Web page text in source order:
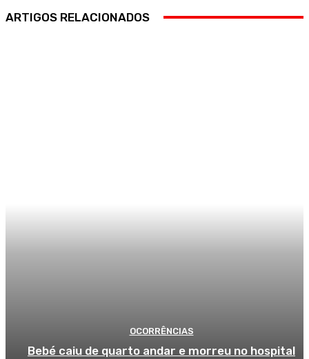
ARTIGOS RELACIONADOS
OCORRÊNCIAS
Bebé caiu de quarto andar e morreu no hospital